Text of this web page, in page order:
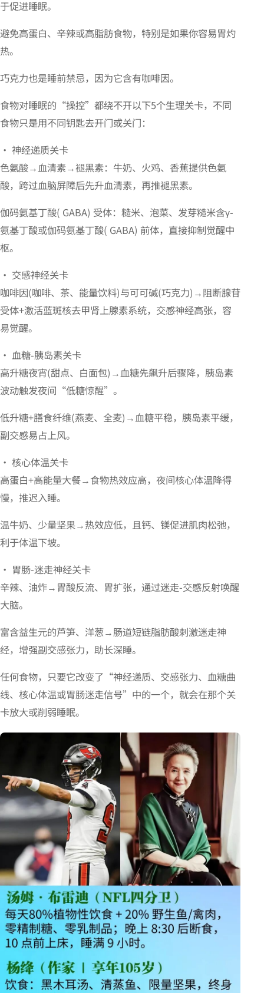
于促进睡眠。
避免高蛋白、辛辣或高脂肪食物，特别是如果你容易胃灼
热。
巧克力也是睡前禁忌，因为它含有咖啡因。
食物对睡眠的“操控”都绕不开以下5个生理关卡，不同
食物只是用不同钥匙去开门或关门：
• 神经递质关卡
色氨酸→血清素→褪黑素：牛奶、火鸡、香蕉提供色氨
酸，跨过血脑屏障后先升血清素，再推褪黑素。
伽码氨基丁酸( GABA) 受体：糙米、泡菜、发芽糙米含γ-
氨基丁酸或伽码氨基丁酸( GABA) 前体，直接抑制觉醒中
枢。
• 交感神经关卡
咖啡因(咖啡、茶、能量饮料)与可可碱(巧克力)→阻断腺苷
受体+激活蓝斑核去甲肾上腺素系统，交感神经高张，容
易觉醒。
• 血糖-胰岛素关卡
高升糖夜宵(甜点、白面包)→血糖先飙升后骤降，胰岛素
波动触发夜间“低糖惊醒”。
低升糖+膳食纤维(燕麦、全麦)→血糖平稳，胰岛素平缓，
副交感易占上风。
• 核心体温关卡
高蛋白+高能量大餐→食物热效应高，夜间核心体温降得
慢，推迟入睡。
温牛奶、少量坚果→热效应低，且钙、镁促进肌肉松弛，
利于体温下坡。
• 胃肠-迷走神经关卡
辛辣、油炸→胃酸反流、胃扩张，通过迷走-交感反射唤醒
大脑。
富含益生元的芦笋、洋葱→肠道短链脂肪酸刺激迷走神
经，增强副交感张力，助长深睡。
任何食物，只要它改变了“神经递质、交感张力、血糖曲
线、核心体温或胃肠迷走信号”中的一个，就会在那个关
卡放大或削弱睡眠。